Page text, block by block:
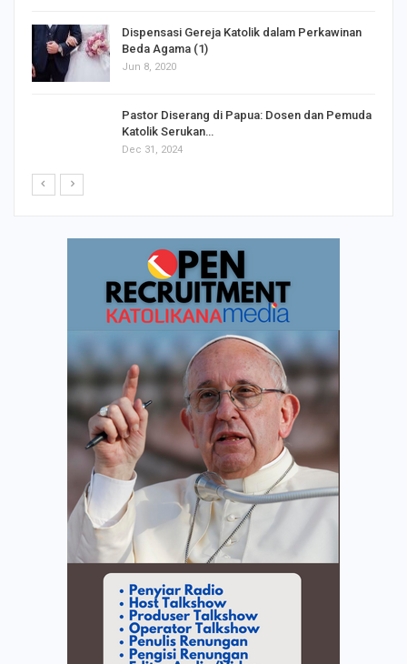
Dispensasi Gereja Katolik dalam Perkawinan
Beda Agama (1)
Jun 8, 2020
Pastor Diserang di Papua: Dosen dan Pemuda
Katolik Serukan…
Dec 31, 2024